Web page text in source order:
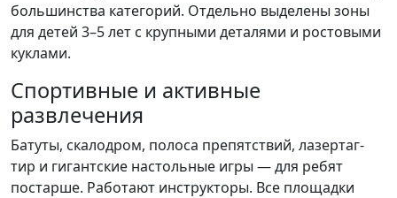
большинства категорий. Отдельно выделены зоны
для детей 3–5 лет с крупными деталями и ростовыми
куклами.
Спортивные и активные
развлечения
Батуты, скалодром, полоса препятствий, лазертаг-
тир и гигантские настольные игры — для ребят
постарше. Работают инструкторы. Все площадки